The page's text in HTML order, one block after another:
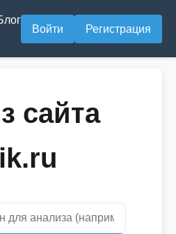
Войти Регистрация
сайта